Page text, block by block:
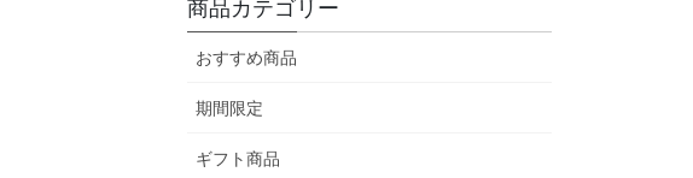
商品カテゴリー
おすすめ商品
期間限定
ギフト商品